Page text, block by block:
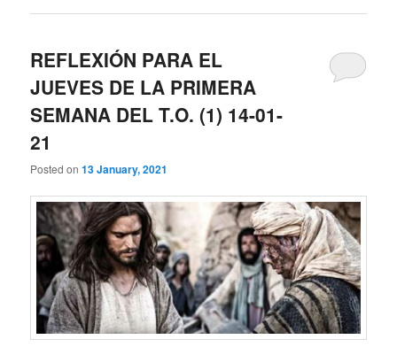
REFLEXIÓN PARA EL
JUEVES DE LA PRIMERA
SEMANA DEL T.O. (1) 14-01-
21
Posted on13 January, 2021